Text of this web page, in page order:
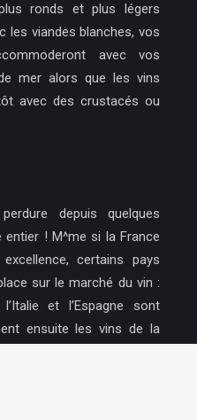
ronds et plus légers
les viandes blanches, vos
avec vos
mer alors que les vins
avec des crustacés ou
depuis quelques
! M^me si la France
certains pays
sur le marché du vin :
et l’Espagne sont
ensuite les vins de la